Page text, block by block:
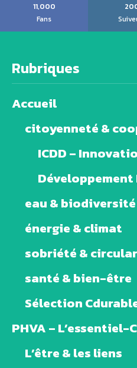
11,000
Fans
Rubriques
Accueil
citoyenneté &
ICDD –
Développement
eau & biodiversité
énergie & climat
sobriété &
santé & bien-être
Sélection
PHVA – L’essentiel-
L’être & les liens